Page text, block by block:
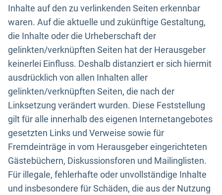
Inhalte auf den zu verlinkenden Seiten erkennbar
waren. Auf die aktuelle und zukünftige Gestaltung,
die Inhalte oder die Urheberschaft der
gelinkten/verknüpften Seiten hat der Herausgeber
keinerlei Einfluss. Deshalb distanziert er sich hiermit
ausdrücklich von allen Inhalten aller
gelinkten/verknüpften Seiten, die nach der
Linksetzung verändert wurden. Diese Feststellung
gilt für alle innerhalb des eigenen Internetangebotes
gesetzten Links und Verweise sowie für
Fremdeinträge in vom Herausgeber eingerichteten
Gästebüchern, Diskussionsforen und Mailinglisten.
Für illegale, fehlerhafte oder unvollständige Inhalte
und insbesondere für Schäden, die aus der Nutzung